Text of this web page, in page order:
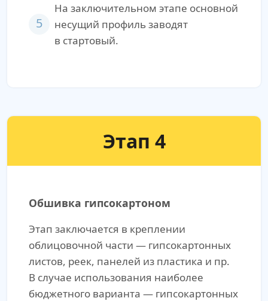
5
На заключительном этапе основной
несущий профиль заводят
в стартовый.
Этап 4
Обшивка гипсокартоном
Этап заключается в креплении
облицовочной части — гипсокартонных
листов, реек, панелей из пластика и пр.
В случае использования наиболее
бюджетного варианта — гипсокартонных